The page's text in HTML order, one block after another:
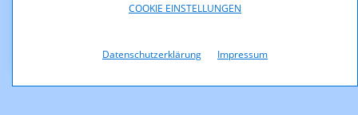
COOKIE EINSTELLUNGEN
Datenschutzerklärung Impressum
KOA_13.500_13_025_Straferkenntnis_MedKF_TG_anon